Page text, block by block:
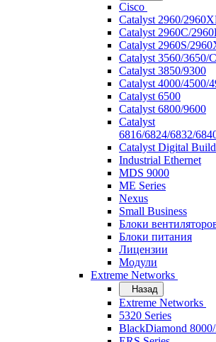
Cisco
Catalyst 2960/
Catalyst 2960C/
Catalyst 2960S/
Catalyst 3560/3650/
Catalyst 3850/9300
Catalyst 4000/4500/
Catalyst 6500
Catalyst 6800/9600
Catalyst
6816/6824/6832/
Catalyst Digital
Industrial Ethernet
MDS 9000
ME Series
Nexus
Small Business
Блоки
Блоки питания
Лицензии
Модули
Extreme Networks
Назад
Extreme Networks
5320 Series
BlackDiamond